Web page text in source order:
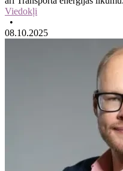
Viedokļi
•
08.10.2025